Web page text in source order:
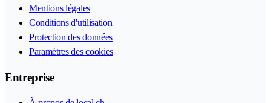
Mentions légales
Conditions d'utilisation
Protection des données
Paramètres des cookies
Entreprise